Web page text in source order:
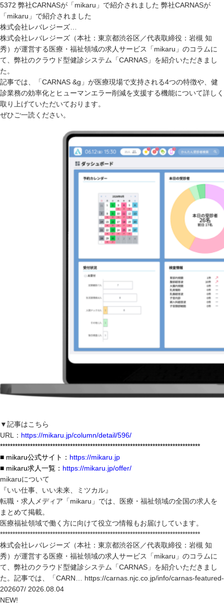
5372 弊社CARNASが「mikaru」で紹介されました 弊社CARNASが
「mikaru」で紹介されました
株式会社レバレジーズ…
株式会社レバレジーズ（本社：東京都渋谷区／代表取締役：岩槻 知
秀）が運営する医療・福祉領域の求人サービス「mikaru」のコラムに
て、弊社のクラウド型健診システム「CARNAS」を紹介いただきまし
た。
記事では、「CARNAS &g」が医療現場で支持される4つの特徴や、健
診業務の効率化とヒューマンエラー削減を支援する機能について詳しく
取り上げていただいております。
ぜひご一読ください。
▼記事はこちら
URL： https://mikaru.jp/column/detail/596/
********************************************************************************
■ mikaru公式サイト： https://mikaru.jp
■ mikaru求人一覧： https://mikaru.jp/offer/
mikaruについて
『いい仕事、いい未来、ミツカル』
転職・求人メディア「mikaru」では、医療・福祉領域の全国の求人を
まとめて掲載。
医療福祉領域で働く方に向けて役立つ情報もお届けしています。
********************************************************************************
株式会社レバレジーズ（本社：東京都渋谷区／代表取締役：岩槻 知
秀）が運営する医療・福祉領域の求人サービス「mikaru」のコラムに
て、弊社のクラウド型健診システム「CARNAS」を紹介いただきまし
た。記事では、「CARN… https://carnas.njc.co.jp/info/carnas-featured-
202607/ 2026.08.04
NEW!